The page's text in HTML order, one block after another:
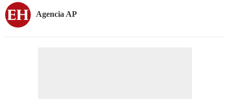
Agencia AP